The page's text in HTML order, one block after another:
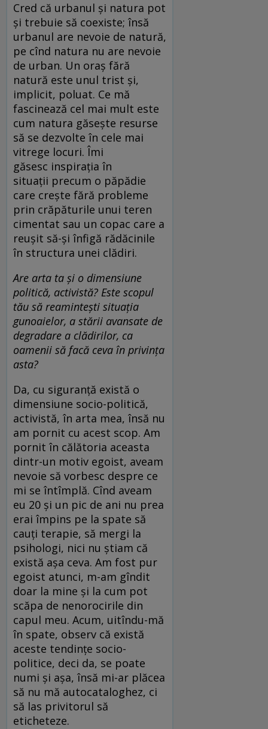
Cred că urbanul și natura pot
și trebuie să coexiste; însă
urbanul are nevoie de natură,
pe cînd natura nu are nevoie
de urban. Un oraș fără
natură este unul trist și,
implicit, poluat. Ce mă
fascinează cel mai mult este
cum natura găsește resurse
să se dezvolte în cele mai
vitrege locuri. Îmi
găsesc inspirația în
situații precum o păpădie
care crește fără probleme
prin crăpăturile unui teren
cimentat sau un copac care a
reușit să-și înfigă rădăcinile
în structura unei clădiri.
Are arta ta și o dimensiune
politică, activistă? Este scopul
tău să reamintești situația
gunoaielor, a stării avansate de
degradare a clădirilor, ca
oamenii să facă ceva în privința
asta?
Da, cu siguranță există o
dimensiune socio-politică,
activistă, în arta mea, însă nu
am pornit cu acest scop. Am
pornit în călătoria aceasta
dintr-un motiv egoist, aveam
nevoie să vorbesc despre ce
mi se întîmplă. Cînd aveam
eu 20 și un pic de ani nu prea
erai împins pe la spate să
cauți terapie, să mergi la
psihologi, nici nu știam că
există așa ceva. Am fost pur
egoist atunci, m-am gîndit
doar la mine și la cum pot
scăpa de nenorocirile din
capul meu. Acum, uitîndu-mă
în spate, observ că există
aceste tendințe socio-
politice, deci da, se poate
numi și așa, însă mi-ar plăcea
să nu mă autocataloghez, ci
să las privitorul să
eticheteze.